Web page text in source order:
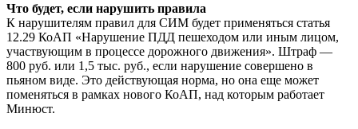
Что будет, если нарушить правила
К нарушителям правил для СИМ будет применяться статья
12.29 КоАП «Нарушение ПДД пешеходом или иным лицом,
участвующим в процессе дорожного движения». Штраф —
800 руб. или 1,5 тыс. руб., если нарушение совершено в
пьяном виде. Это действующая норма, но она еще может
поменяться в рамках нового КоАП, над которым работает
Минюст.